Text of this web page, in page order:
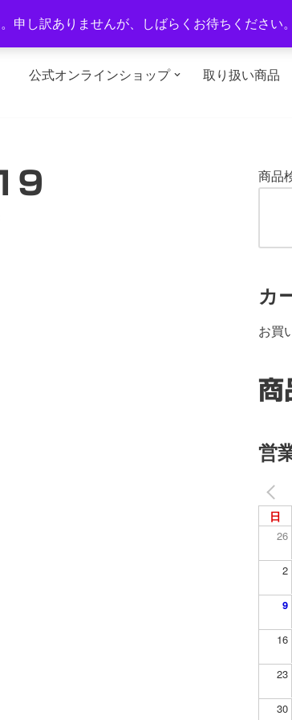
申し訳ありませんが、しばらくお待ちください。
営業時間：午前10時～午後6時 定休日：
公式オンラインショップ 取り扱い商品
商品
カ
お買
商
営
日
26
2
9
16
23
30